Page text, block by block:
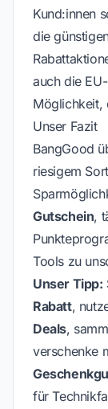
Kund:innen
die
auch die
Möglichkeit,
Unser Fazit
BangGood
riesigem
Gutschein,
Tools zu
Unser Tipp:
Rabatt,
Deals,
verschenke
für